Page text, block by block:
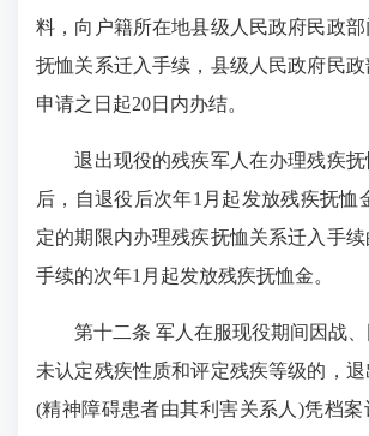
料，向户籍所在地县级人民政府民政
抚恤关系迁入手续，县级人民政府民政
申请之日起20日内办结。
退出现役的残疾军人在办理残疾抚
后，自退役后次年1月起发放残疾抚恤
定的期限内办理残疾抚恤关系迁入手
手续的次年1月起发放残疾抚恤金。
第十二条 军人在服现役期间因战、
未认定残疾性质和评定残疾等级的，退
(精神障碍患者由其利害关系人)凭档案